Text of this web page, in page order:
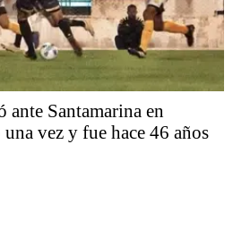
Santamarina en
vez y fue hace 46 años